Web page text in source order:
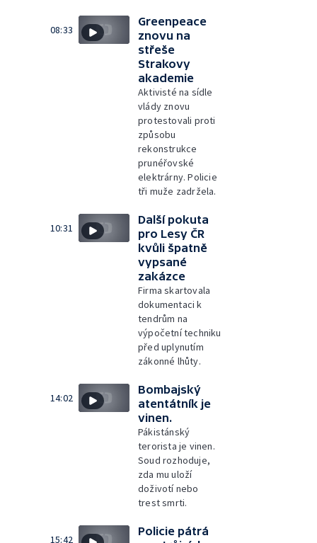
08:33
Greenpeace
znovu na
střeše
Strakovy
akademie
Aktivisté na sídle
vlády znovu
protestovali proti
způsobu
rekonstrukce
prunéřovské
elektrárny. Policie
tři muže zadržela.
10:31
Další pokuta
pro Lesy ČR
kvůli špatně
vypsané
zakázce
Firma skartovala
dokumentaci k
tendrům na
výpočetní techniku
před uplynutím
zákonné lhůty.
14:02
Bombajský
atentátník je
vinen.
Pákistánský
terorista je vinen.
Soud rozhoduje,
zda mu uloží
doživotí nebo
trest smrti.
15:42
Policie pátrá